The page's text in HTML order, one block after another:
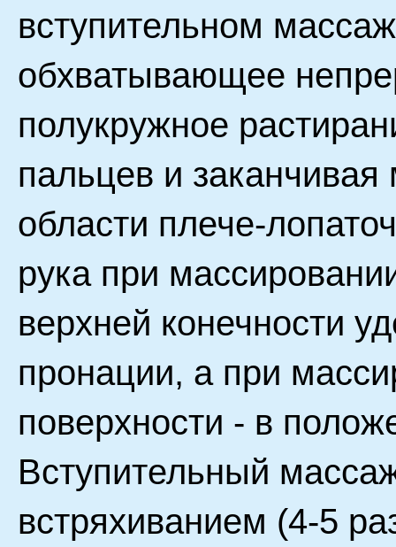
вступительном
обхватывающее
полукружное
пальцев и
области плече-
рука при
верхней конечности
пронации, а при
поверхности - в
Вступительный
встряхиванием (4-5